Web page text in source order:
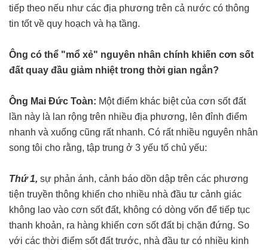
tiếp theo nếu như các địa phương trên cả nước có thông
tin tốt về quy hoạch và hạ tầng.
Ông có thể "mổ xẻ" nguyên nhân chính khiến cơn sốt
đất quay đầu giảm nhiệt trong thời gian ngắn?
Ông Mai Đức Toàn: Một điểm khác biệt của cơn sốt đất
lần này là lan rộng trên nhiều địa phương, lên đỉnh điểm
nhanh và xuống cũng rất nhanh. Có rất nhiều nguyên nhân
song tôi cho rằng, tập trung ở 3 yếu tố chủ yếu:
Thứ 1, sự phản ánh, cảnh báo dồn dập trên các phương
tiện truyền thông khiến cho nhiều nhà đầu tư cảnh giác
không lao vào cơn sốt đất, không có dòng vốn để tiếp tục
thanh khoản, ra hàng khiến cơn sốt đất bị chặn đứng. So
với các thời điểm sốt đất trước, nhà đầu tư có nhiều kinh